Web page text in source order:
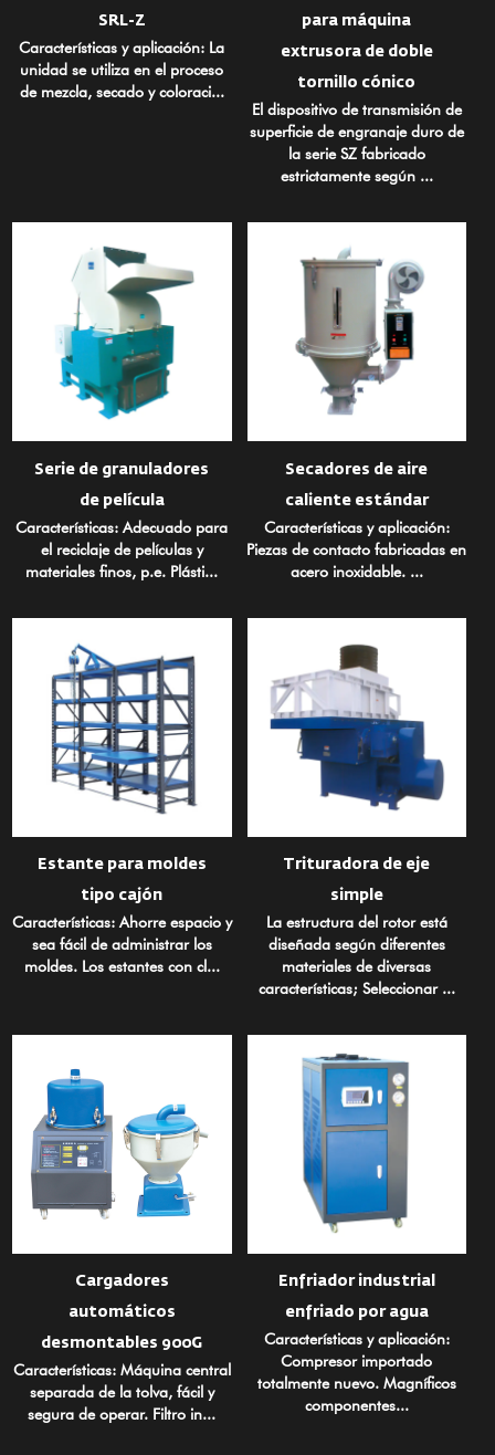
SRL-Z
Características y aplicación: La
unidad se utiliza en el proceso
de mezcla, secado y coloraci...
para máquina
extrusora de doble
tornillo cónico
El dispositivo de transmisión de
superficie de engranaje duro de
la serie SZ fabricado
estrictamente según ...
Serie de granuladores
de película
Características: Adecuado para
el reciclaje de películas y
materiales finos, p.e. Plásti...
Secadores de aire
caliente estándar
Características y aplicación:
Piezas de contacto fabricadas en
acero inoxidable. ...
Estante para moldes
tipo cajón
Características: Ahorre espacio y
sea fácil de administrar los
moldes. Los estantes con cl...
Trituradora de eje
simple
La estructura del rotor está
diseñada según diferentes
materiales de diversas
características; Seleccionar ...
Cargadores
automáticos
desmontables 900G
Características: Máquina central
separada de la tolva, fácil y
segura de operar. Filtro in...
Enfriador industrial
enfriado por agua
Características y aplicación:
Compresor importado
totalmente nuevo. Magníficos
componentes...